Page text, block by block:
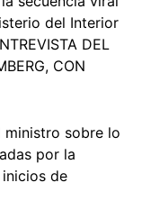
del Interior
DEL
CON
ministro sobre lo
por la
de